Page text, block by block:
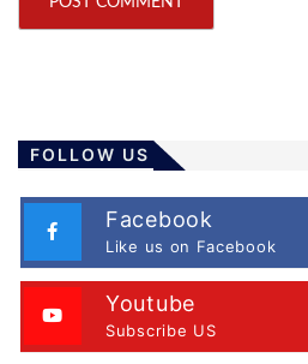
FOLLOW US
Facebook
Like us on Facebook
Youtube
Subscribe US